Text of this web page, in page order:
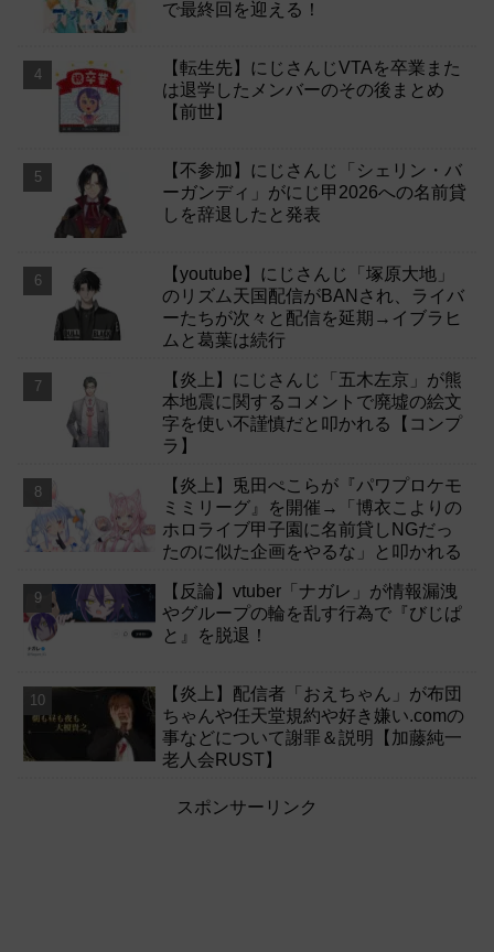
で最終回を迎える！
【転生先】にじさんじVTAを卒業また
は退学したメンバーのその後まとめ
【前世】
【不参加】にじさんじ「シェリン・バ
ーガンディ」がにじ甲2026への名前貸
しを辞退したと発表
【youtube】にじさんじ「塚原大地」
のリズム天国配信がBANされ、ライバ
ーたちが次々と配信を延期→イブラヒ
ムと葛葉は続行
【炎上】にじさんじ「五木左京」が熊
本地震に関するコメントで廃墟の絵文
字を使い不謹慎だと叩かれる【コンプ
ラ】
【炎上】兎田ぺこらが『パワプロケモ
ミミリーグ』を開催→「博衣こよりの
ホロライブ甲子園に名前貸しNGだっ
たのに似た企画をやるな」と叩かれる
【反論】vtuber「ナガレ」が情報漏洩
やグループの輪を乱す行為で『びじぱ
と』を脱退！
【炎上】配信者「おえちゃん」が布団
ちゃんや任天堂規約や好き嫌い.comの
事などについて謝罪＆説明【加藤純一
老人会RUST】
スポンサーリンク